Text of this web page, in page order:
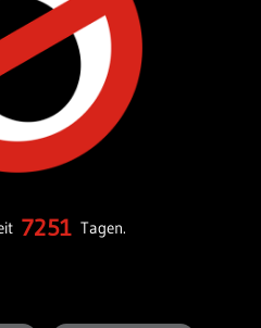
7251 Tagen.